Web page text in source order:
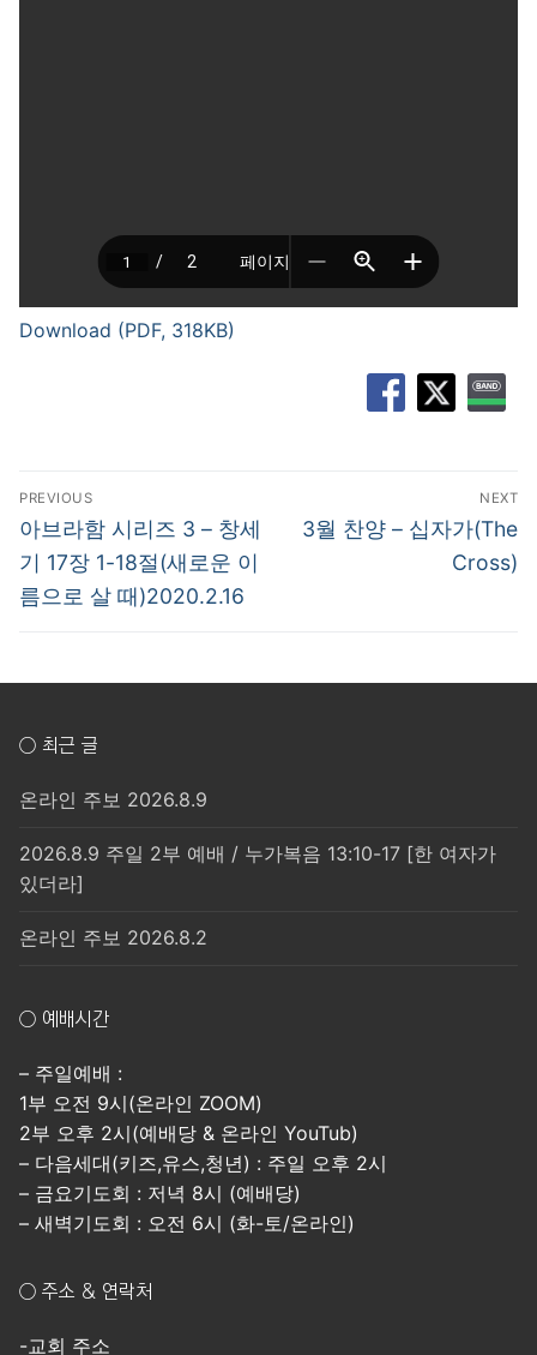
Download (PDF, 318KB)
글
탐
색
PREVIOUS
Previous
post:
아브라함 시리즈 3 – 창세
기 17장 1-18절(새로운 이
름으로 살 때)2020.2.16
NEXT
Next
3월 찬양 – 십자가(The
Cross)
○ 최근 글
온라인 주보 2026.8.9
2026.8.9 주일 2부 예배 / 누가복음 13:10-17 [한 여자가
있더라]
온라인 주보 2026.8.2
○ 예배시간
– 주일예배 :
1부 오전 9시(온라인 ZOOM)
2부 오후 2시(예배당 & 온라인 YouTub)
– 다음세대(키즈,유스,청년) : 주일 오후 2시
– 금요기도회 : 저녁 8시 (예배당)
– 새벽기도회 : 오전 6시 (화-토/온라인)
○ 주소 & 연락처
-교회 주소